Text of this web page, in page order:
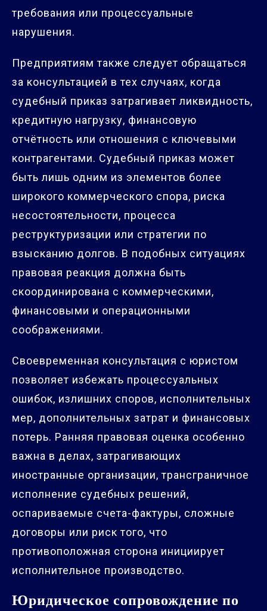
требования или процессуальные
нарушения.
Предприятиям также следует обращаться
за консультацией в тех случаях, когда
судебный приказ затрагивает ликвидность,
кредитную нагрузку, финансовую
отчётность или отношения с ключевыми
контрагентами. Судебный приказ может
быть лишь одним из элементов более
широкого коммерческого спора, риска
несостоятельности, процесса
реструктуризации или стратегии по
взысканию долгов. В подобных ситуациях
правовая реакция должна быть
скоординирована с коммерческими,
финансовыми и операционными
соображениями.
Своевременная консультация с юристом
позволяет избежать процессуальных
ошибок, излишних споров, исполнительных
мер, дополнительных затрат и финансовых
потерь. Ранняя правовая оценка особенно
важна в делах, затрагивающих
иностранные организации, трансграничное
исполнение судебных решений,
оспариваемые счета-фактуры, сложные
договоры или риск того, что
противоположная сторона инициирует
исполнительное производство.
Юридическое сопровождение по